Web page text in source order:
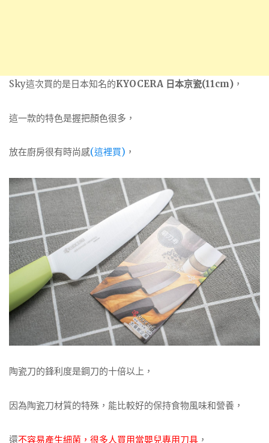
Sky這次買的是日本知名的KYOCERA 日本京瓷(11cm) ，
這一款的特色是握把顏色很多，
放在廚房很有時尚感(這裡買) ，
陶瓷刀的鋒利度是鋼刀的十倍以上，
因為陶瓷刀材質的特殊，能比較好的保持食物風味和營養，
還不容易產生細菌，很多人買用當嬰兒專用刀具 ，